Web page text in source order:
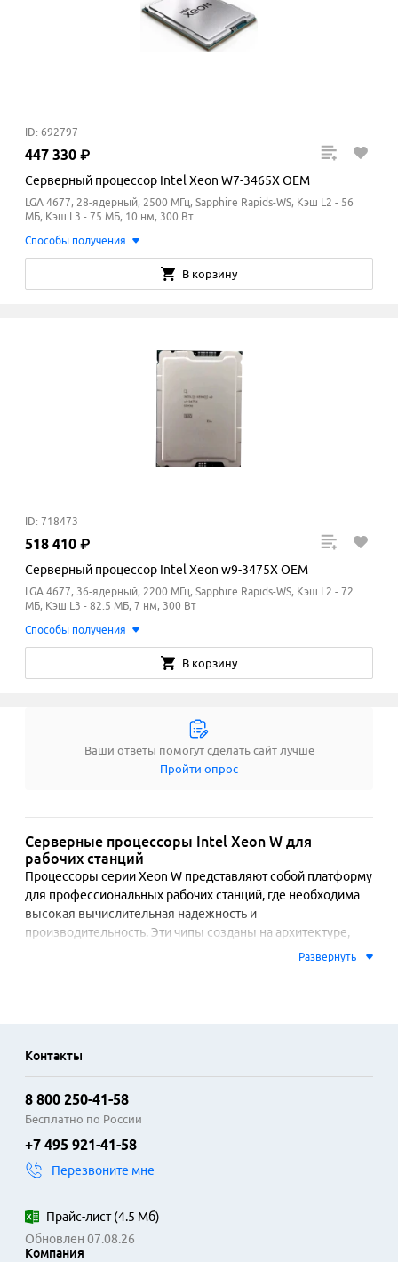
ID: 692797
447 330 ₽
Серверный процессор Intel Xeon W7-3465X OEM
LGA 4677, 28-ядерный, 2500 МГц, Sapphire Rapids-WS, Кэш L2 - 56
МБ, Кэш L3 - 75 МБ, 10 нм, 300 Вт
Способы получения
В корзину
ID: 718473
518 410 ₽
Серверный процессор Intel Xeon w9-3475X OEM
LGA 4677, 36-ядерный, 2200 МГц, Sapphire Rapids-WS, Кэш L2 - 72
МБ, Кэш L3 - 82.5 МБ, 7 нм, 300 Вт
Способы получения
В корзину
Ваши ответы помогут сделать сайт лучше
Пройти опрос
Серверные процессоры Intel Xeon W для
рабочих станций
Процессоры серии Xeon W представляют собой платформу
для профессиональных рабочих станций, где необходима
высокая вычислительная надежность и
производительность. Эти чипы созданы на архитектуре,
аналогичной серверным решениям, и поддерживают
оборудованием.
Сферы применения процессоров Xeon W включают
проектирование сложных трехмерных моделей, научные
расчеты, обработку видео в высоком разрешении и
стабильность под длительной интенсивной нагрузкой, что
Конфигурации с большим количеством ядер и потоков
эффективно справляются с многопоточными задачами в
специализированном программном обеспечении.
Развернуть
Контакты
8 800 250-41-58
Бесплатно по России
+7 495 921-41-58
Перезвоните мне
Прайс-лист(4.5 Мб)
Обновлен 07.08.26
Компания